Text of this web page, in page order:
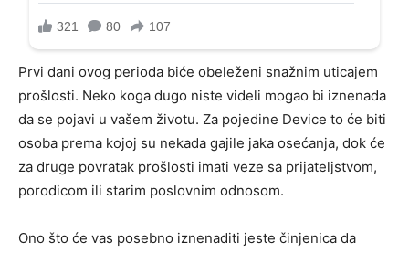
Prvi dani ovog perioda biće obeleženi snažnim uticajem
prošlosti. Neko koga dugo niste videli mogao bi iznenada
da se pojavi u vašem životu. Za pojedine Device to će biti
osoba prema kojoj su nekada gajile jaka osećanja, dok će
za druge povratak prošlosti imati veze sa prijateljstvom,
porodicom ili starim poslovnim odnosom.
Ono što će vas posebno iznenaditi jeste činjenica da